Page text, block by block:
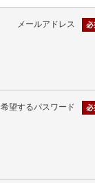
メールアドレス
希望するパスワード